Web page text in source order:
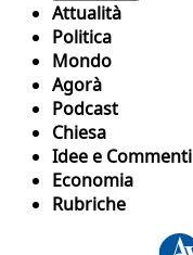
Attualità
Politica
Mondo
Agorà
Podcast
Chiesa
Idee e Commenti
Economia
Rubriche